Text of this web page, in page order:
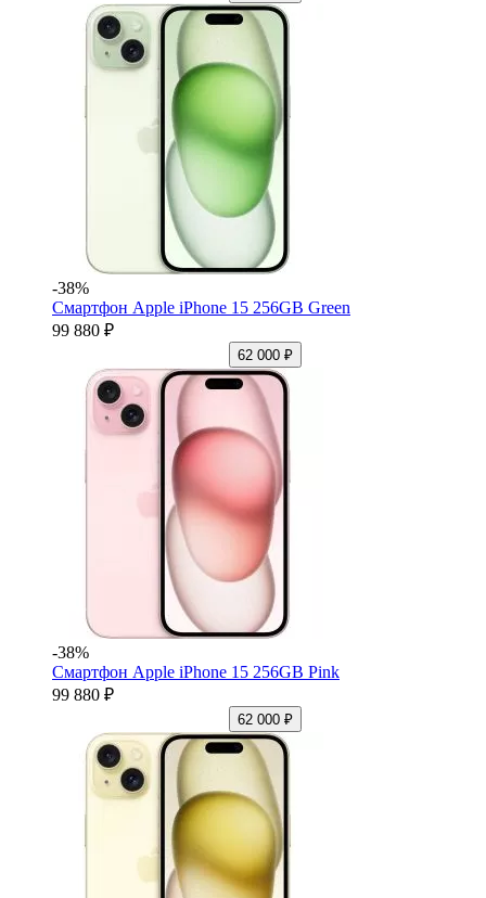
-38%
Смартфон Apple iPhone 15 256GB Green
99 880 ₽
62 000 ₽
-38%
Смартфон Apple iPhone 15 256GB Pink
99 880 ₽
62 000 ₽